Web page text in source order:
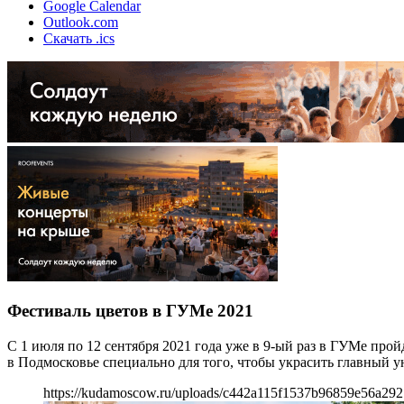
Google Calendar
Outlook.com
Скачать .ics
Фестиваль цветов в ГУМе 2021
С 1 июля по 12 сентября 2021 года уже в 9-ый раз в ГУМе
в Подмосковье специально для того, чтобы украсить
https://kudamoscow.ru/uploads/